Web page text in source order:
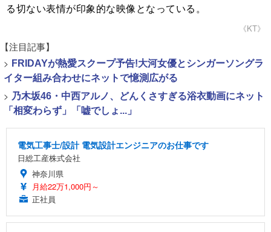
る切ない表情が印象的な映像となっている。
《KT》
【注目記事】
> FRIDAYが熱愛スクープ予告!大河女優とシンガーソングラ
イター組み合わせにネットで憶測広がる
> 乃木坂46・中西アルノ、どんくさすぎる浴衣動画にネット
「相変わらず」「嘘でしょ...」
電気工事士/設計 電気設計エンジニアのお仕事です
日総工産株式会社
神奈川県
月給22万1,000円～
正社員